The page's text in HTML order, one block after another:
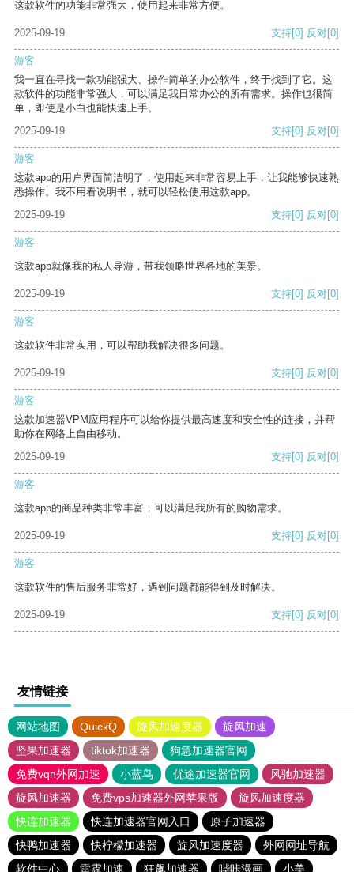
这款软件的功能非常强大，使用起来非常方便。
2025-09-19 支持[0] 反对[0]
游客
我一直在寻找一款功能强大、操作简单的办公软件，终于找到了它。这
款软件的功能非常强大，可以满足我日常办公的所有需求。操作也很简
单，即使是小白也能快速上手。
2025-09-19
支持[0] 反对[0]
游客
这款app的用户界面简洁明了，使用起来非常容易上手，让我能够快速熟
悉操作。我不用看说明书，就可以轻松使用这款app。
2025-09-19
支持[0] 反对[0]
游客
这款app就像我的私人导游，带我领略世界各地的美景。
2025-09-19 支持[0] 反对[0]
游客
这款软件非常实用，可以帮助我解决很多问题。
2025-09-19 支持[0] 反对[0]
游客
这款加速器VPM应用程序可以给你提供最高速度和安全性的连接，并帮
助你在网络上自由移动。
2025-09-19
支持[0] 反对[0]
游客
这款app的商品种类非常丰富，可以满足我所有的购物需求。
2025-09-19 支持[0] 反对[0]
游客
这款软件的售后服务非常好，遇到问题都能得到及时解决。
2025-09-19 支持[0] 反对[0]
友情链接
网站地图 QuickQ 旋风加速度器
旋风加速
坚果加速器
tiktok加速器
狗急加速器官网
免费vqn外网加速
小蓝鸟 优途加速器官网
风驰加速器
旋风加速器
免费vps加速器外网苹果版
旋风加速度器
快连加速器
快连加速器官网入口
原子加速器
快鸭加速器
快柠檬加速器 旋风加速度器
外网网址导航
软件中心
雷霆加速 狂飙加速器 哔咔漫画 小美